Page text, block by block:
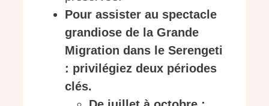
Pour assister au spectacle
grandiose de la Grande
Migration dans le Serengeti
: privilégiez deux périodes
clés.